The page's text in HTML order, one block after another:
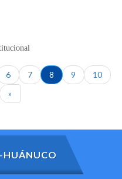
6 7 8 9
10
»
HUÁNUCO